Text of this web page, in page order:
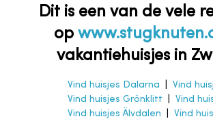
Dit is een van de vele
op
vakantiehuisjes in
Vind huisjes Dalarna Vind
Vind huisjes Grönklitt
Vind
Vind huisjes Älvdalen
Vind